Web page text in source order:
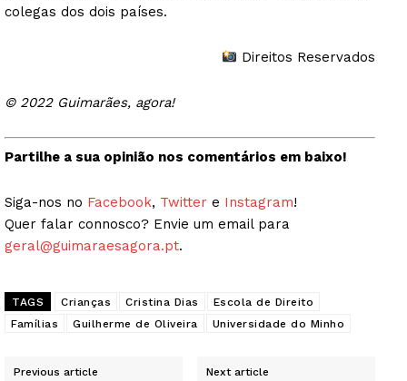
colegas dos dois países.
Direitos Reservados
© 2022 Guimarães, agora!
Partilhe a sua opinião nos comentários em baixo!
Siga-nos no Facebook, Twitter e Instagram!
Quer falar connosco? Envie um email para
geral@guimaraesagora.pt.
TAGS Crianças Cristina Dias
Escola de Direito
Famílias
Guilherme de Oliveira Universidade do Minho
Previous article Next article